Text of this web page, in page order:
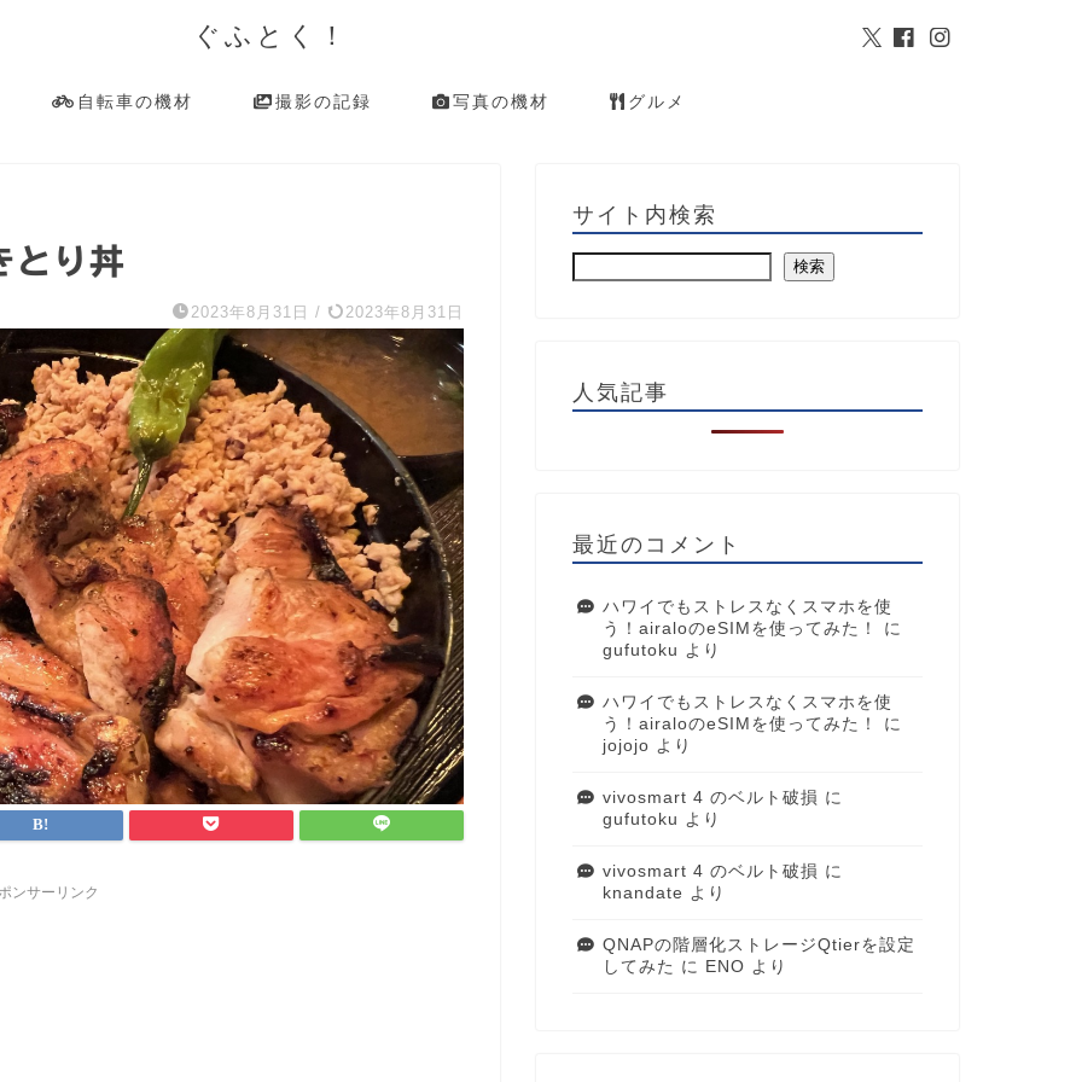
ぐふとく！
自転車の機材 撮影の記録 写真の機材 グルメ
とり丼
2023年8月31日 / 2023年8月31日
ンサーリンク
サイト内検索
検索
人気記事
最近のコメント
ハワイでもストレスなくスマホを使
う！airaloのeSIMを使ってみた！
に
gufutoku より
ハワイでもストレスなくスマホを使
う！airaloのeSIMを使ってみた！
に
jojojo より
vivosmart 4 のベルト破損 に
gufutoku より
vivosmart 4 のベルト破損 に
knandate より
QNAPの階層化ストレージQtierを設定
してみた に ENO より